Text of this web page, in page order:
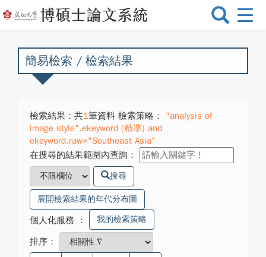
選
換
簡易檢索 / 檢索結果
檢索結果：共1筆資料 檢索策略：
"analysis of
image style".ekeyword (精準) and
ekeyword.raw="Southeast Asia"
在搜尋的結果範圍內查詢：
搜尋
展開檢索結果的年代分布圖
個人化服務 ： 我的檢索策略
排序：